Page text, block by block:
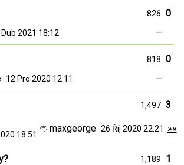
826 0
Dub 2021 18:12 —
818 0
12 Pro 2020 12:11 —
1,497 3
18:51
maxgeorge 26 Říj 2020 22:21 »»
1,189
1